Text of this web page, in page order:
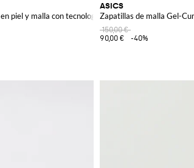
piel y malla con tecnología GEL
ASICS
Zapatillas de malla Gel-
150,00 €
90,00 €
-40%